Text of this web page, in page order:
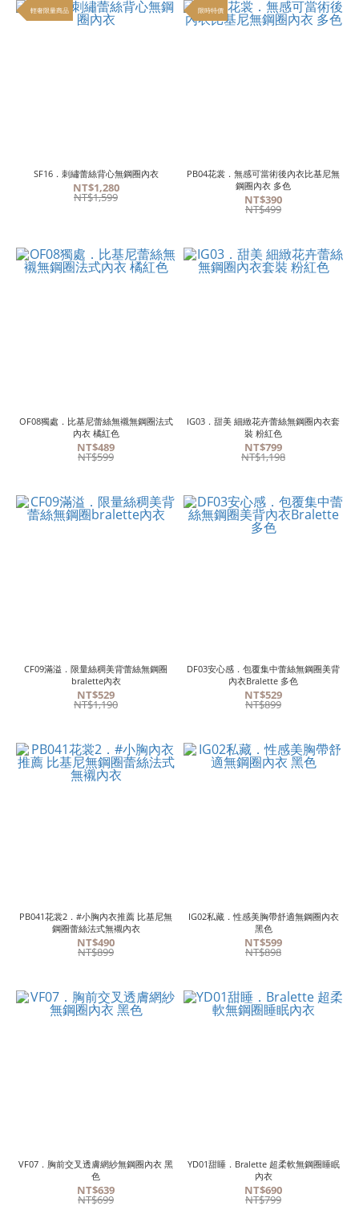
輕奢限量商品
SF16．刺繡蕾絲背心無鋼圈內衣
NT$1,280
NT$1,599
限時特價
PB04花裳．無感可當術後內衣比基尼無
鋼圈內衣 多色
NT$390
NT$499
OF08獨處．比基尼蕾絲無襯無鋼圈法式
內衣 橘紅色
NT$489
NT$599
IG03．甜美 細緻花卉蕾絲無鋼圈內衣套
裝 粉紅色
NT$799
NT$1,198
CF09滿溢．限量絲稠美背蕾絲無鋼圈
bralette內衣
NT$529
NT$1,190
DF03安心感．包覆集中蕾絲無鋼圈美背
內衣Bralette 多色
NT$529
NT$899
PB041花裳2．#小胸內衣推薦 比基尼無
鋼圈蕾絲法式無襯內衣
NT$490
NT$899
IG02私藏．性感美胸帶舒適無鋼圈內衣
黑色
NT$599
NT$898
VF07．胸前交叉透膚網紗無鋼圈內衣 黑
色
NT$639
NT$699
YD01甜睡．Bralette 超柔軟無鋼圈睡眠
內衣
NT$690
NT$799